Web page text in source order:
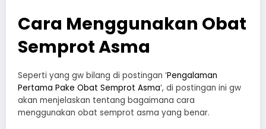
Cara Menggunakan Obat
Semprot Asma
Seperti yang gw bilang di postingan ‘Pengalaman
Pertama Pake Obat Semprot Asma‘, di postingan ini gw
akan menjelaskan tentang bagaimana cara
menggunakan obat semprot asma yang benar.